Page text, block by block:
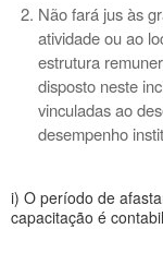
Não fará jus às
atividade ou ao
estrutura
disposto neste
vinculadas ao
desempenho
i) O período de
capacitação é